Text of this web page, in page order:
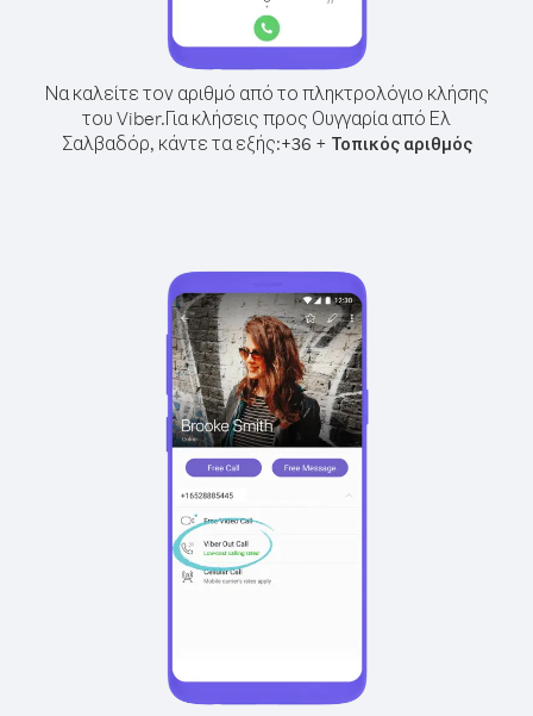
Να καλείτε τον αριθμό από το πληκτρολόγιο κλήσης
του Viber.Για κλήσεις προς Ουγγαρία από Ελ
Σαλβαδόρ, κάντε τα εξής:+36 + Τοπικός αριθμός